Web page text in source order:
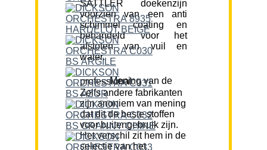
SATTLER doekenzijn
voorzien van een anti
schimmel coating en
behandeld voor het
afstoten van vuil en
water.
Mening van de professional:
Zelfs andere fabrikanten
zijn anoniem van mening
dat dit de beste stoffen
voor buitengebruik zijn.
Het verschil zit hem in de
selectie van het